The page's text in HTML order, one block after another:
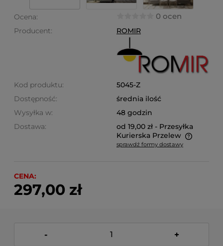
Ocena: 0 ocen
Producent: ROMIR
Kod produktu:
5045-Z
Dostępność:
średnia ilość
Wysyłka w:
48 godzin
Dostawa:
od 19,00 zł - Przesyłka
Kurierska Przelew
Cena nie zawiera ewentualnych kosztów płatności
sprawdź formy dostawy
CENA:
297,00 zł
- +